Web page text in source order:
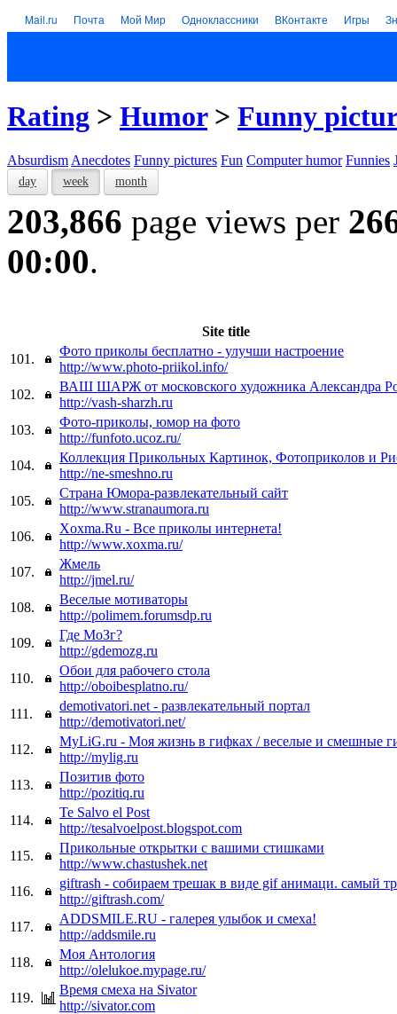
Mail.ru Почта Мой Мир Одноклассники ВКонтакте Игры
Rating > Humor> Funny
Absurdism Anecdotes Funny pictures Fun Computer humor Funnies
day week month
203,866 page views per
00:00.
Site title
101.
Фото приколы бесплатно - улучши настроение
http://www.photo-priikol.info/
102.
ВАШ ШАРЖ от московского художника Александра
http://vash-sharzh.ru
103.
Фото-приколы, юмор на фото
http://funfoto.ucoz.ru/
104.
Коллекция Прикольных Картинок, Фотоприколов и
http://ne-smeshno.ru
105.
Страна Юмора-развлекательный сайт
http://www.stranaumora.ru
106.
Xoxma.Ru - Все приколы интернета!
http://www.xoxma.ru/
107.
Жмель
http://jmel.ru/
108.
Веселые мотиваторы
http://polimem.forumsdp.ru
109.
Где МоЗг?
http://gdemozg.ru
110.
Обои для рабочего стола
http://oboibesplatno.ru/
111.
demotivatori.net - развлекательный портал
http://demotivatori.net/
112.
MyLiG.ru - Моя жизнь в гифках / веселые и смешные
http://mylig.ru
113.
Позитив фото
http://pozitiq.ru
114.
Te Salvo el Post
http://tesalvoelpost.blogspot.com
115.
Прикольные открытки с вашими стишками
http://www.chastushek.net
116.
giftrash - собираем трешак в виде gif анимаци. самый
http://giftrash.com/
117.
ADDSMILE.RU - галерея улыбок и смеха!
http://addsmile.ru
118.
Моя Антология
http://olelukoe.mypage.ru/
119.
Время смеха на Sivator
http://sivator.com